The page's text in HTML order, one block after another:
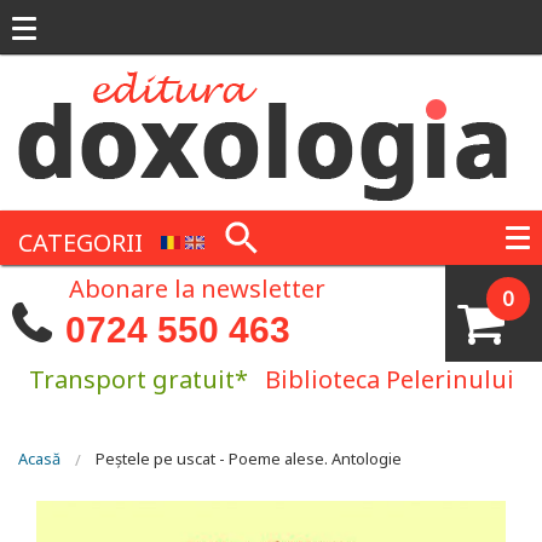
CATEGORII
0
Abonare la newsletter
0724 550 463
Transport gratuit* Biblioteca Pelerinului
Eşti aici
Acasă Peştele pe uscat - Poeme alese. Antologie